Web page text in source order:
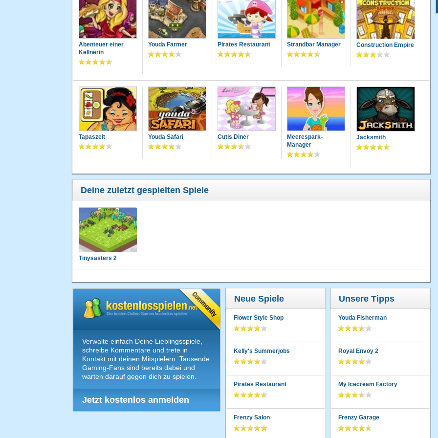
Abenteuer einer
Kellnerin
Youda Farmer Pirates Restaurant Strandbar Manager Construction Empire
Tapaszeit Youda Safari Cutis Diner
Meerespark-
Manager
Jacksmith
Deine zuletzt gespielten Spiele
Tinysasters 2
Verwalte einfach Deine Lieblingsspiele,
schreibe Kommentare und trete in
Kontakt mit deinen Mitspielern. Tausende
Gaming-Fans sind bereits dabei und
warten darauf gegen dich zu spielen.
Jetzt kostenlos anmelden
Neue Spiele
Flower Style Shop
Kelly's Summerjobs
Pirates Restaurant
Frenzy Salon
Unsere Tipps
Youda Fisherman
Royal Envoy 2
My Icecream Factory
Frenzy Garage